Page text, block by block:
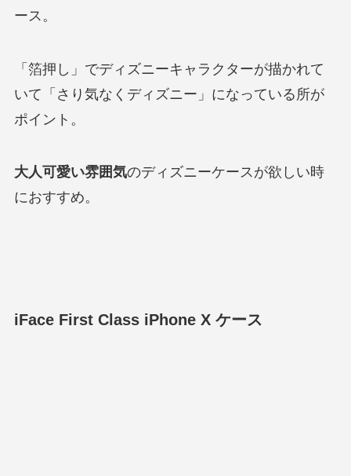
ース。
「箔押し」でディズニーキャラクターが描かれて
いて「さり気なくディズニー」になっている所が
ポイント。
大人可愛い雰囲気のディズニーケースが欲しい時
におすすめ。
iFace First Class iPhone X ケース